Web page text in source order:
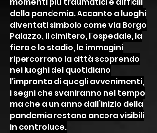
della pandemia. Accanto a luoghi
diventati simbolo come via Borgo
Palazzo, il cimitero, l’ospedale, la
fiera e lo stadio, le immagini
ripercorrono la città scoprendo
nei luoghi del quotidiano
l’impronta di quegli avvenimenti,
i segni che svaniranno nel tempo
ma che a un anno dall’inizio della
pandemia restano ancora visibili
in controluce.